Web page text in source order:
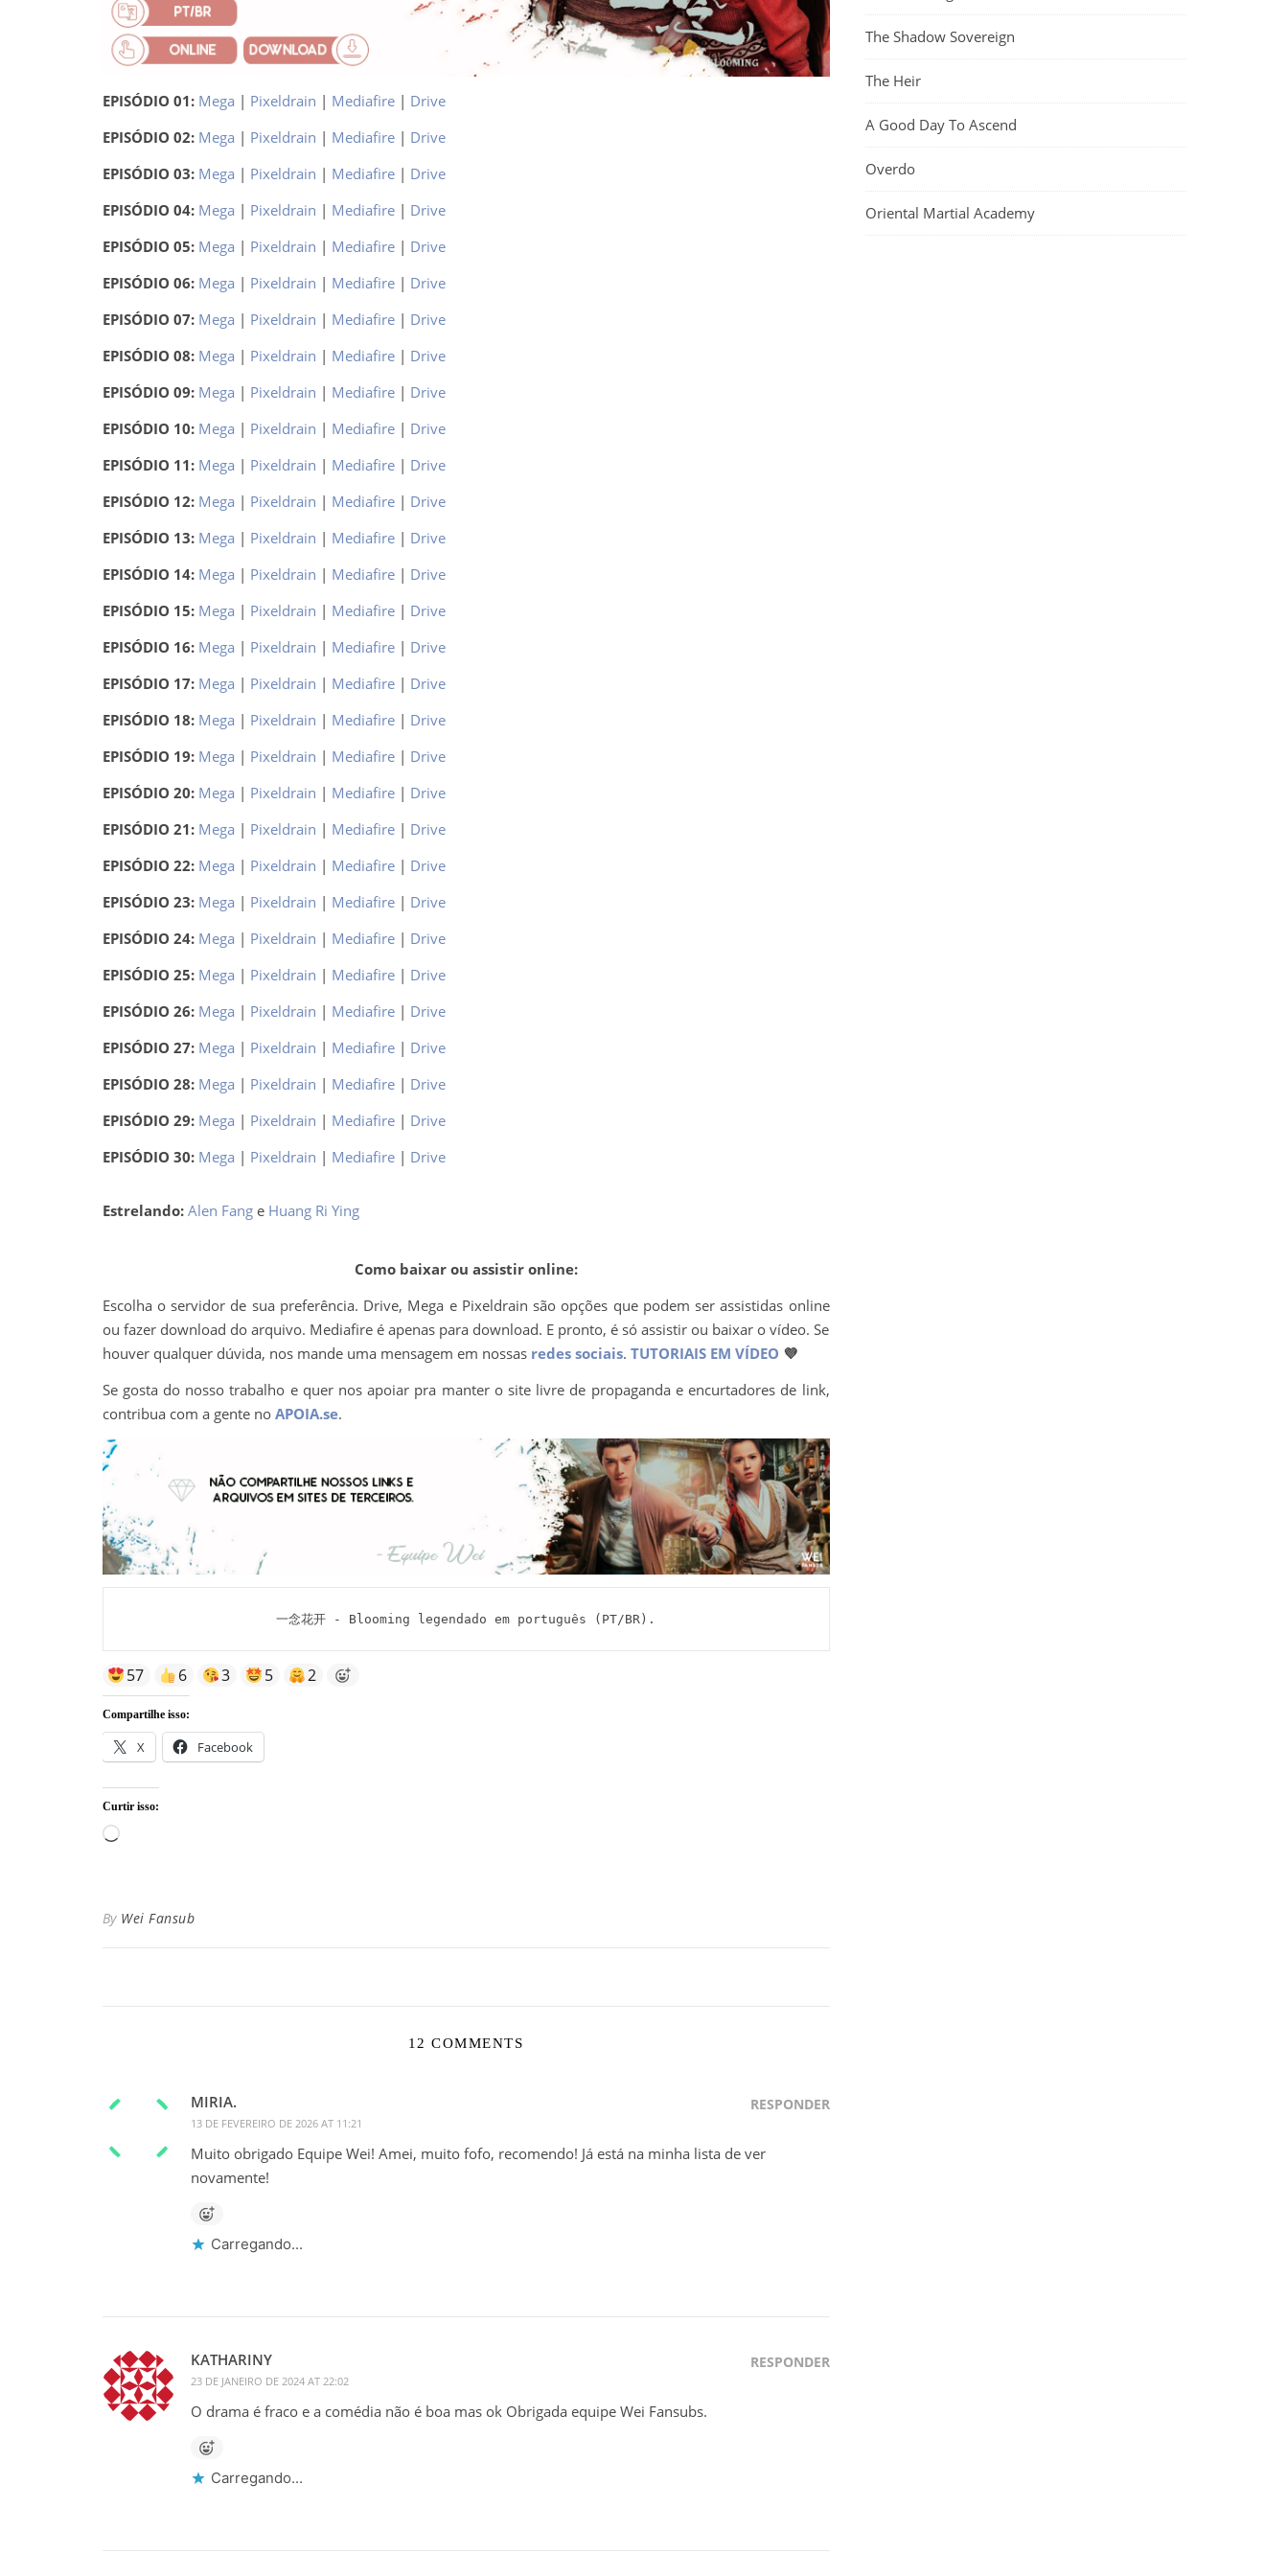
EPISÓDIO 01: Mega | Pixeldrain | Mediafire| Drive
EPISÓDIO 02: Mega | Pixeldrain | Mediafire| Drive
EPISÓDIO 03: Mega | Pixeldrain | Mediafire| Drive
EPISÓDIO 04: Mega | Pixeldrain | Mediafire| Drive
EPISÓDIO 05: Mega | Pixeldrain | Mediafire| Drive
EPISÓDIO 06: Mega | Pixeldrain | Mediafire| Drive
EPISÓDIO 07: Mega | Pixeldrain | Mediafire| Drive
EPISÓDIO 08: Mega | Pixeldrain | Mediafire| Drive
EPISÓDIO 09: Mega | Pixeldrain | Mediafire| Drive
EPISÓDIO 10: Mega | Pixeldrain | Mediafire| Drive
EPISÓDIO 11: Mega | Pixeldrain | Mediafire| Drive
EPISÓDIO 12: Mega | Pixeldrain | Mediafire| Drive
EPISÓDIO 13: Mega | Pixeldrain | Mediafire| Drive
EPISÓDIO 14: Mega | Pixeldrain | Mediafire| Drive
EPISÓDIO 15: Mega | Pixeldrain | Mediafire| Drive
EPISÓDIO 16: Mega | Pixeldrain | Mediafire| Drive
EPISÓDIO 17: Mega | Pixeldrain | Mediafire| Drive
EPISÓDIO 18: Mega | Pixeldrain | Mediafire| Drive
EPISÓDIO 19: Mega | Pixeldrain | Mediafire| Drive
EPISÓDIO 20: Mega | Pixeldrain | Mediafire| Drive
EPISÓDIO 21: Mega | Pixeldrain | Mediafire| Drive
EPISÓDIO 22: Mega | Pixeldrain | Mediafire| Drive
EPISÓDIO 23: Mega | Pixeldrain | Mediafire| Drive
EPISÓDIO 24: Mega | Pixeldrain | Mediafire| Drive
EPISÓDIO 25: Mega | Pixeldrain | Mediafire| Drive
EPISÓDIO 26: Mega | Pixeldrain | Mediafire| Drive
EPISÓDIO 27: Mega | Pixeldrain | Mediafire| Drive
EPISÓDIO 28: Mega | Pixeldrain | Mediafire| Drive
EPISÓDIO 29: Mega | Pixeldrain | Mediafire| Drive
EPISÓDIO 30: Mega | Pixeldrain | Mediafire| Drive
Estrelando: Alen Fange Huang Ri Ying
Como baixar ou assistir online:
Escolha o servidor de sua preferência. Drive, Mega e Pixeldrain são opções que podem ser assistidas online
ou fazer download do arquivo. Mediafire é apenas para download. E pronto, é só assistir ou baixar o vídeo. Se
houver qualquer dúvida, nos mande uma mensagem em nossas redes sociais. TUTORIAIS EM VÍDEO 💜
Se gosta do nosso trabalho e quer nos apoiar pra manter o site livre de propaganda e encurtadores de link,
contribua com a gente no APOIA.se.
一念花开 - Blooming legendado em português (PT/BR).
57 6 3 5 2
Compartilhe isso:
X Facebook
Curtir isso:
Carregando...
By Wei Fansub
12 COMMENTS
MIRIA.
13 DE FEVEREIRO DE 2026 AT 11:21
RESPONDER
Muito obrigado Equipe Wei! Amei, muito fofo, recomendo! Já está na minha lista de ver
novamente!
Carregando...
KATHARINY
23 DE JANEIRO DE 2024 AT 22:02
RESPONDER
O drama é fraco e a comédia não é boa mas ok Obrigada equipe Wei Fansubs.
Carregando...
The Shadow Sovereign
The Heir
A Good Day To Ascend
Overdo
Oriental Martial Academy